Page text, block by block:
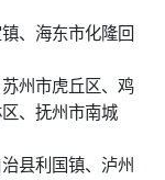
、海东市化隆回
州市虎丘区、鸡
、抚州市南城
县利国镇、泸州